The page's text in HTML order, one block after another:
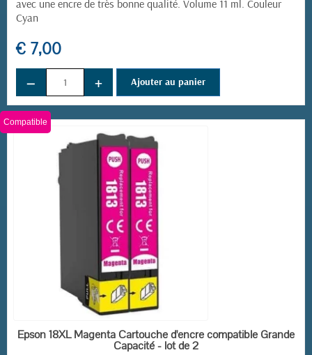
(5 avis)
avec une encre de très bonne qualité. Volume 11 ml. Couleur
Cyan
€ 7,00
− + Ajouter au panier
EN STOCK
Compatible
Epson 18XL Magenta Cartouche d'encre compatible Grande
Capacité - lot de 2